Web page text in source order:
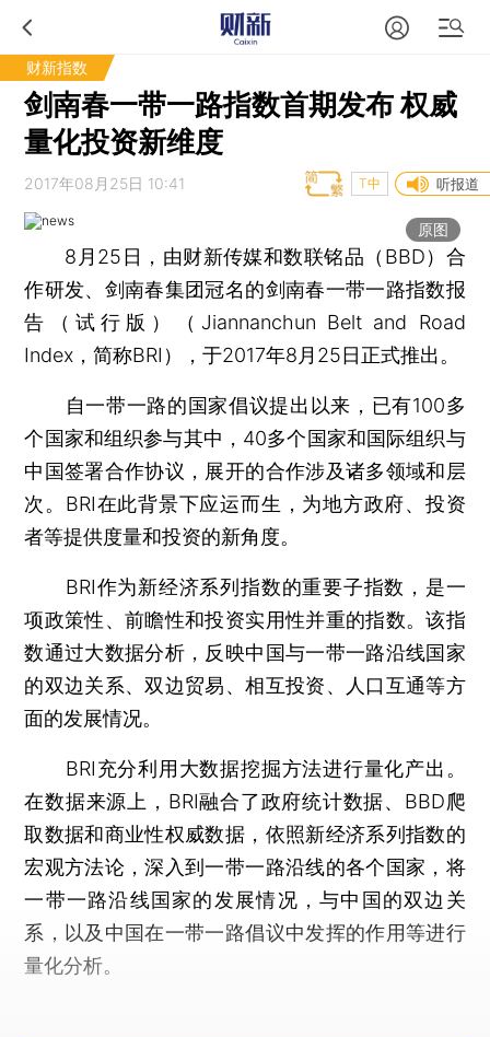
财新指数
剑南春一带一路指数首期发布 权威
量化投资新维度
2017年08月25日 10:41 听报道
T中
原图
8月25日，由财新传媒和数联铭品（BBD）合
作研发、剑南春集团冠名的剑南春一带一路指数报
告（试行版）（Jiannanchun Belt and Road
Index，简称BRI），于2017年8月25日正式推出。
自一带一路的国家倡议提出以来，已有100多
个国家和组织参与其中，40多个国家和国际组织与
中国签署合作协议，展开的合作涉及诸多领域和层
次。BRI在此背景下应运而生，为地方政府、投资
者等提供度量和投资的新角度。
BRI作为新经济系列指数的重要子指数，是一
项政策性、前瞻性和投资实用性并重的指数。该指
数通过大数据分析，反映中国与一带一路沿线国家
的双边关系、双边贸易、相互投资、人口互通等方
面的发展情况。
BRI充分利用大数据挖掘方法进行量化产出。
在数据来源上，BRI融合了政府统计数据、BBD爬
取数据和商业性权威数据，依照新经济系列指数的
宏观方法论，深入到一带一路沿线的各个国家，将
一带一路沿线国家的发展情况，与中国的双边关
系，以及中国在一带一路倡议中发挥的作用等进行
量化分析。